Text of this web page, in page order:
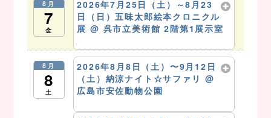
8月
7
金
2026年7月25日（土）～8月23
日（日）五味太郎絵本クロニクル
展 @ 呉市立美術館 2階第1展示室
8月
8
土
2026年8月8日（土）〜9月12日
（土）納涼ナイト☆サファリ @
広島市安佐動物公園